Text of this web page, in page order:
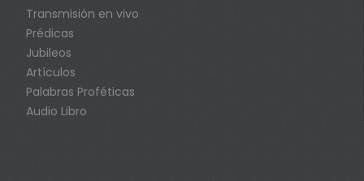
Transmisión en vivo
Prédicas
Jubileos
Artículos
Palabras Proféticas
Audio Libro